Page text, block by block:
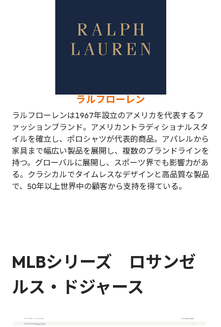
ラルフローレン
ラルフローレンは1967年設立のアメリカを代表するフ
ァッションブランド。アメリカントラディショナルスタ
イルを確立し、ポロシャツが代表的商品。アパレルから
家具まで幅広い製品を展開し、複数のブランドラインを
持つ。グローバルに展開し、スポーツ界でも影響力があ
る。クラシカルでタイムレスなデザインと高品質な製品
で、50年以上世界中の顧客から支持を得ている。
MLBシリーズ ロサンゼ
ルス・ドジャース